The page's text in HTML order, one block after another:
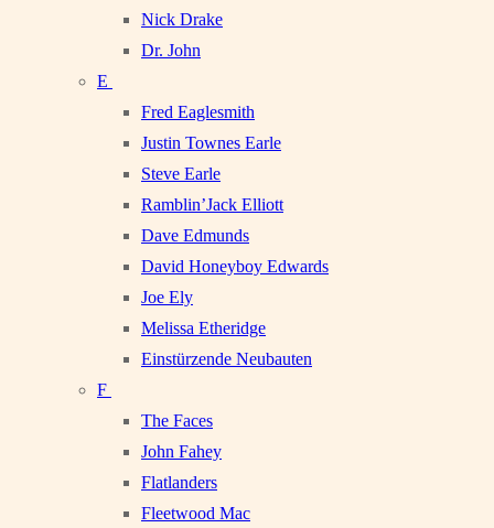
Nick Drake
Dr. John
E
Fred Eaglesmith
Justin Townes Earle
Steve Earle
Ramblin’Jack Elliott
Dave Edmunds
David Honeyboy Edwards
Joe Ely
Melissa Etheridge
Einstürzende Neubauten
F
The Faces
John Fahey
Flatlanders
Fleetwood Mac